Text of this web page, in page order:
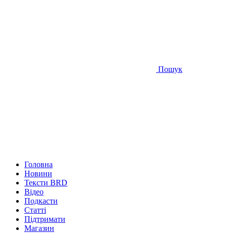
Пошук
Головна
Новини
Тексти BRD
Відео
Подкасти
Статті
Підтримати
Магазин